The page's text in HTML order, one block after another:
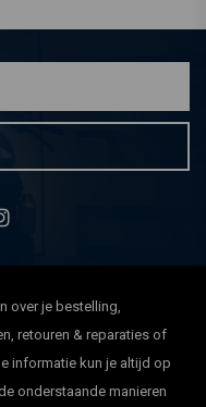
over je bestelling,
retouren & reparaties of
informatie kun je altijd op
onderstaande manieren